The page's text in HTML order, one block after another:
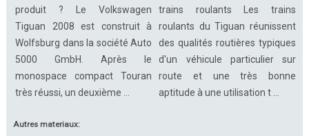
produit ? Le Volkswagen
Tiguan 2008 est construit à
Wolfsburg dans la société Auto
5000 GmbH. Après le
monospace compact Touran
très réussi, un deuxième ...
trains roulants Les trains
roulants du Tiguan réunissent
des qualités routières typiques
d'un véhicule particulier sur
route et une très bonne
aptitude à une utilisation t ...
Autres materiaux: